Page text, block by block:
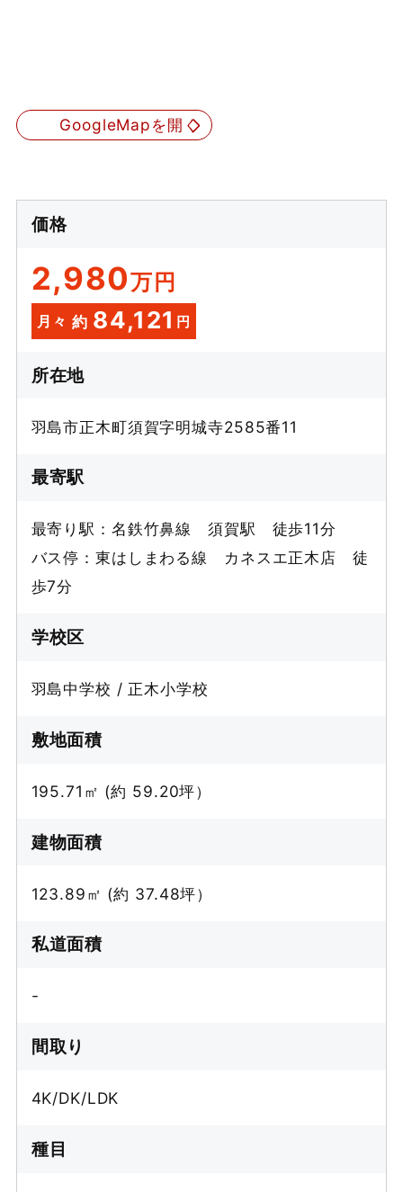
GoogleMapを開く
価格
2,980万円
月々 約 84,121 円
所在地
羽島市正木町須賀字明城寺2585番11
最寄駅
最寄り駅：名鉄竹鼻線 須賀駅 徒歩11分
バス停：東はしまわる線 カネスエ正木店 徒
歩7分
学校区
羽島中学校 / 正木小学校
敷地面積
195.71㎡ (約 59.20坪）
建物面積
123.89㎡ (約 37.48坪）
私道面積
-
間取り
4K/DK/LDK
種目